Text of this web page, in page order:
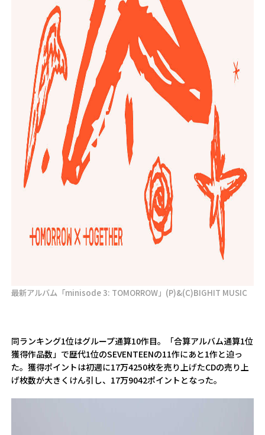
最新アルバム「minisode 3: TOMORROW」(P)&(C)BIGHIT MUSIC
同ランキング1位はグループ通算10作目。「合算アルバム通算1位
獲得作品数」で歴代1位のSEVENTEENの11作にあと1作と迫っ
た。獲得ポイントは初週に17万4250枚を売り上げたCDの売り上
げ枚数が大きくけん引し、17万9042ポイントとなった。